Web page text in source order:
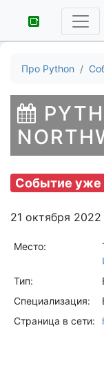
Про Python
Событие уже
21 октября
Место:
Тип:
Специализация:
Страница в сети: